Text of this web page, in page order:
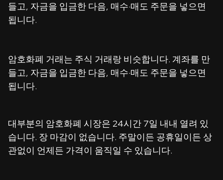
들고, 자금을 입금한 다음, 매수·매도 주문을 넣으면
됩니다.
암호화폐 거래는 주식 거래랑 비슷합니다. 계좌를 만
들고, 자금을 입금한 다음, 매수·매도 주문을 넣으면
됩니다.
대부분의 암호화폐 시장은 24시간 7일 내내 열려 있
습니다. 장 마감이 없습니다. 주말이든 공휴일이든 상
관없이 언제든 가격이 움직일 수 있습니다.